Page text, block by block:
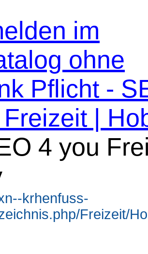
im
ohne
Pflicht -
|
4 you
krhenfuss-
Freizeit/